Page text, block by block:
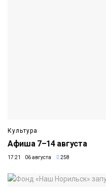
Культура
Афиша 7–14 августа
17:21 06 августа 258